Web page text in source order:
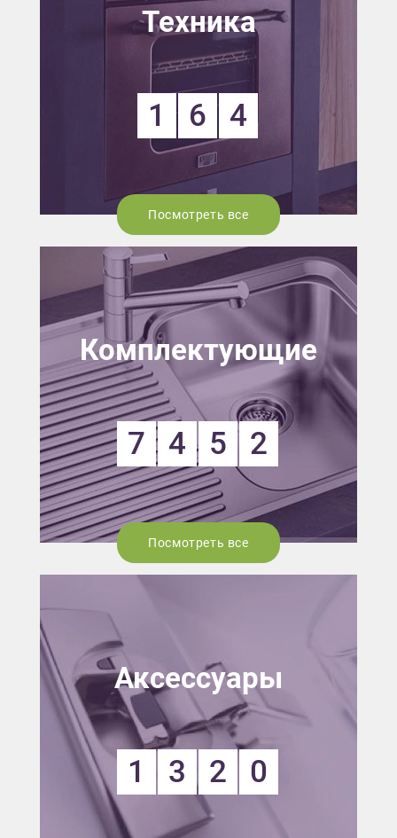
Техника
1 6 4
Посмотреть все
Комплектующие
7 4 5 2
Посмотреть все
Аксессуары
1 3 2 0